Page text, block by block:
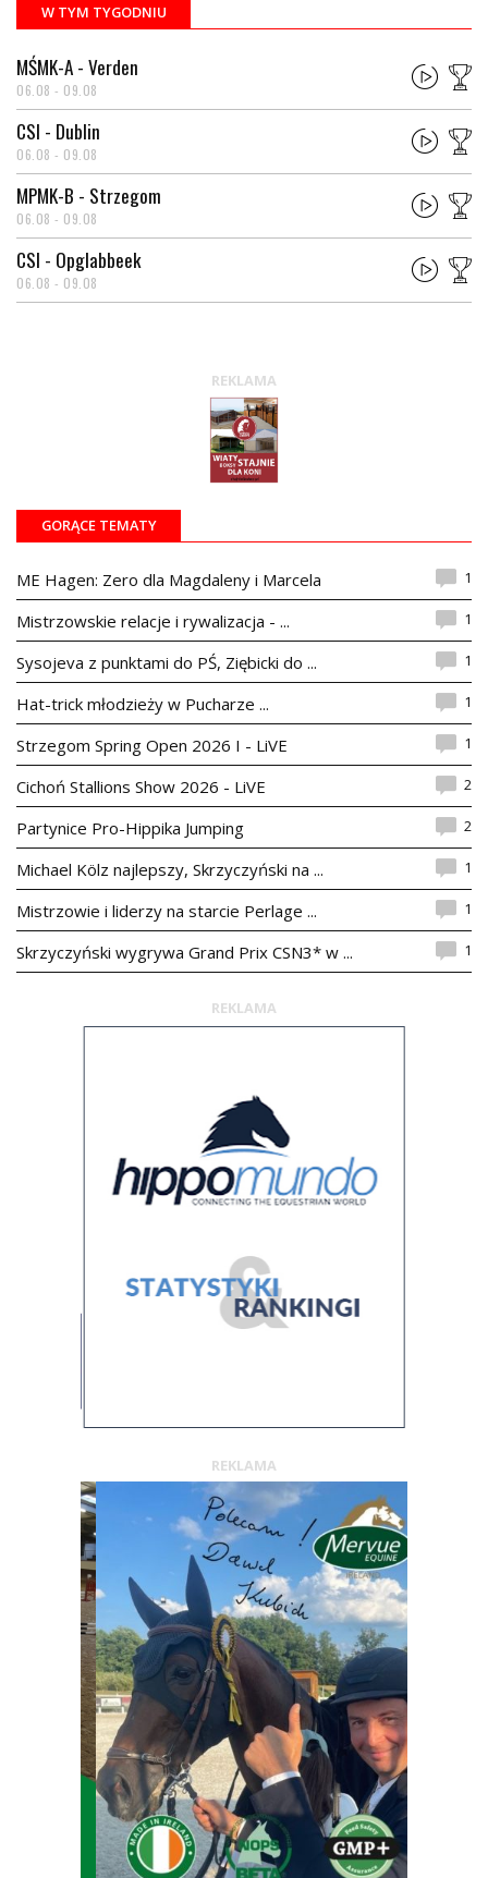
W TYM TYGODNIU
MŚMK-A - Verden
06.08 - 09.08
CSI - Dublin
06.08 - 09.08
MPMK-B - Strzegom
06.08 - 09.08
CSI - Opglabbeek
06.08 - 09.08
REKLAMA
GORĄCE TEMATY
ME Hagen: Zero dla Magdaleny i Marcela 1
Mistrzowskie relacje i rywalizacja - ... 1
Sysojeva z punktami do PŚ, Ziębicki do ... 1
Hat-trick młodzieży w Pucharze ... 1
Strzegom Spring Open 2026 I - LiVE 1
Cichoń Stallions Show 2026 - LiVE 2
Partynice Pro-Hippika Jumping 2
Michael Kölz najlepszy, Skrzyczyński na ... 1
Mistrzowie i liderzy na starcie Perlage ... 1
Skrzyczyński wygrywa Grand Prix CSN3* w ... 1
REKLAMA
REKLAMA